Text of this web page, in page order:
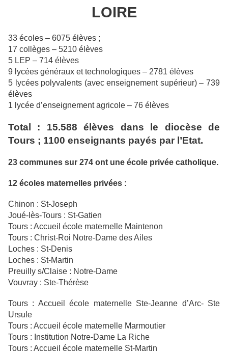
LOIRE
33 écoles – 6075 élèves ;
17 collèges – 5210 élèves
5 LEP – 714 élèves
9 lycées généraux et technologiques – 2781 élèves
5 lycées polyvalents (avec enseignement supérieur) – 739
élèves
1 lycée d’enseignement agricole – 76 élèves
Total : 15.588 élèves dans le diocèse de
Tours ; 1100 enseignants payés par l’Etat.
23 communes sur 274 ont une école privée catholique.
12 écoles maternelles privées :
Chinon : St-Joseph
Joué-lès-Tours : St-Gatien
Tours : Accueil école maternelle Maintenon
Tours : Christ-Roi Notre-Dame des Ailes
Loches : St-Denis
Loches : St-Martin
Preuilly s/Claise : Notre-Dame
Vouvray : Ste-Thérèse
Tours : Accueil école maternelle Ste-Jeanne d’Arc- Ste
Ursule
Tours : Accueil école maternelle Marmoutier
Tours : Institution Notre-Dame La Riche
Tours : Accueil école maternelle St-Martin